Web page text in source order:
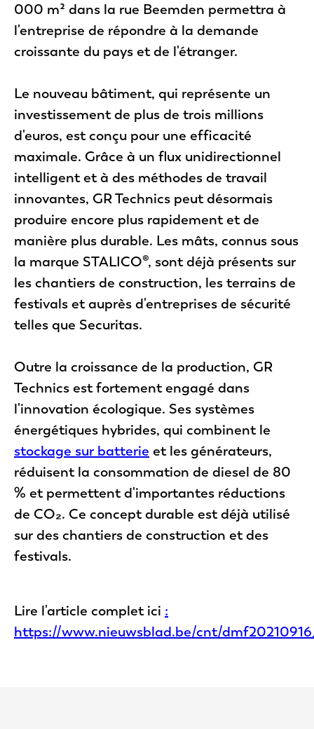
000 m² dans la rue Beemden permettra à
l'entreprise de répondre à la demande
croissante du pays et de l'étranger.
Le nouveau bâtiment, qui représente un
investissement de plus de trois millions
d'euros, est conçu pour une efficacité
maximale. Grâce à un flux unidirectionnel
intelligent et à des méthodes de travail
innovantes, GR Technics peut désormais
produire encore plus rapidement et de
manière plus durable. Les mâts, connus sous
la marque STALICO®, sont déjà présents sur
les chantiers de construction, les terrains de
festivals et auprès d'entreprises de sécurité
telles que Securitas.
Outre la croissance de la production, GR
Technics est fortement engagé dans
l'innovation écologique. Ses systèmes
énergétiques hybrides, qui combinent le
stockage sur batterie et les générateurs,
réduisent la consommation de diesel de 80
% et permettent d'importantes réductions
de CO₂. Ce concept durable est déjà utilisé
sur des chantiers de construction et des
festivals.
Lire l'article complet ici :
https://www.nieuwsblad.be/cnt/